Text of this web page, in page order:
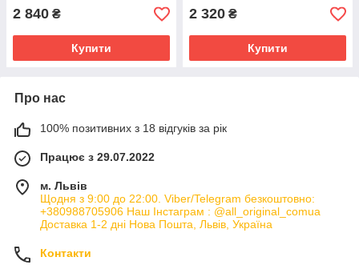
2 840 ₴
Купити
2 320 ₴
Купити
Про нас
100% позитивних з 18 відгуків за рік
Працює з 29.07.2022
м. Львів
Щодня з 9:00 до 22:00. Viber/Telegram безкоштовно:
+380988705906 Наш Інстаграм : @all_original_comua
Доставка 1-2 дні Нова Пошта, Львів, Україна
Контакти